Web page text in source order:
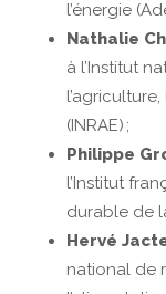
l’énergie
Nathalie
à l’Institut
(INRAE) ;
Philippe
l’Institut
durable de
Hervé
national de